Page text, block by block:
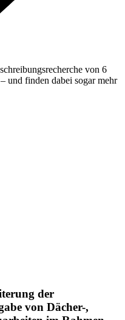
von 6
und finden dabei sogar mehr
der
von Dächer-,